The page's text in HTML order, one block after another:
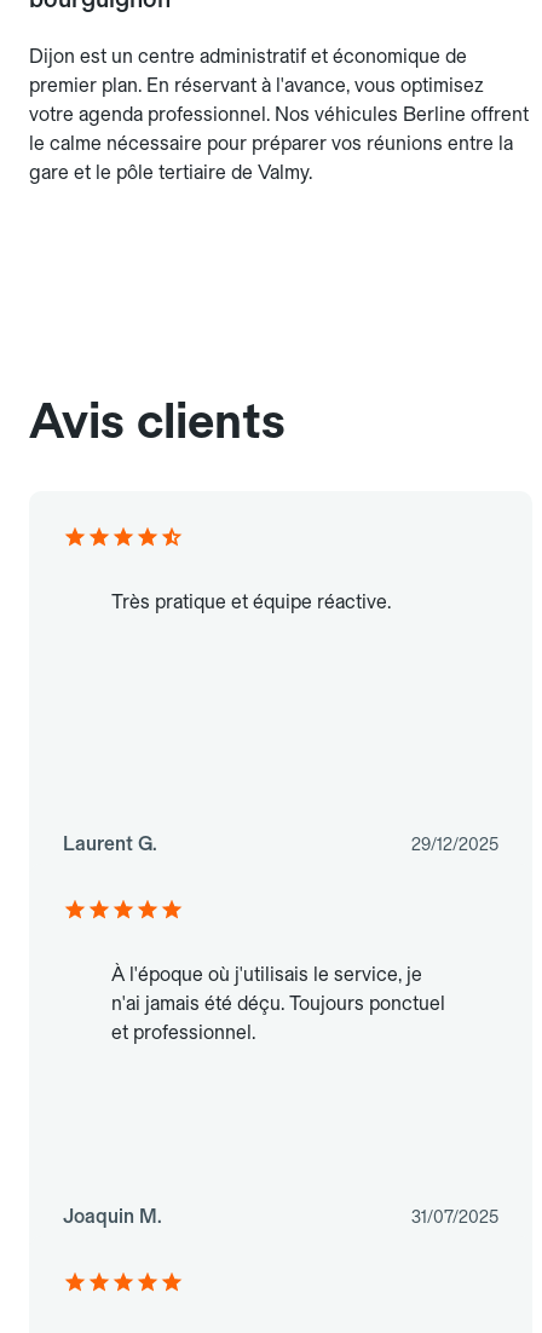
Dijon est un centre administratif et économique de
premier plan. En réservant à l'avance, vous optimisez
votre agenda professionnel. Nos véhicules Berline offrent
le calme nécessaire pour préparer vos réunions entre la
gare et le pôle tertiaire de Valmy.
Avis clients
Très pratique et équipe réactive.
Laurent G. 29/12/2025
À l'époque où j'utilisais le service, je
n'ai jamais été déçu. Toujours ponctuel
et professionnel.
Joaquin M. 31/07/2025